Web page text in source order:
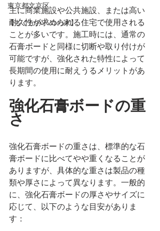
東京都文京区
【もくかみハコの家】
主に商業施設や公共施設、または高い
耐久性が求められる住宅で使用される
ことが多いです。施工時には、通常の
石膏ボードと同様に切断や取り付けが
可能ですが、強化された特性によって
長期間の使用に耐えうるメリットがあ
ります。
強化石膏ボードの重
さ
強化石膏ボードの重さは、標準的な石
膏ボードに比べてやや重くなることが
ありますが、具体的な重さは製品の種
類や厚さによって異なります。一般的
に、強化石膏ボードの厚さやサイズに
応じて、以下のような目安がありま
す：